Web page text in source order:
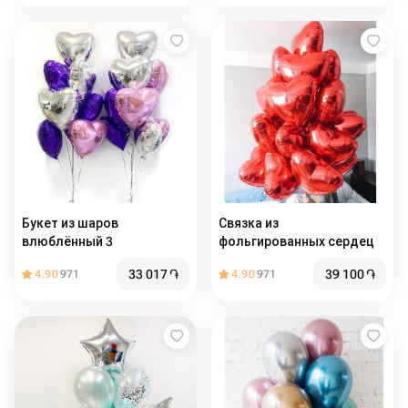
Букет из шаров
влюблённый 3
4.90971 33 017֏
Связка из
фольгированных сердец
4.90971 39 100֏